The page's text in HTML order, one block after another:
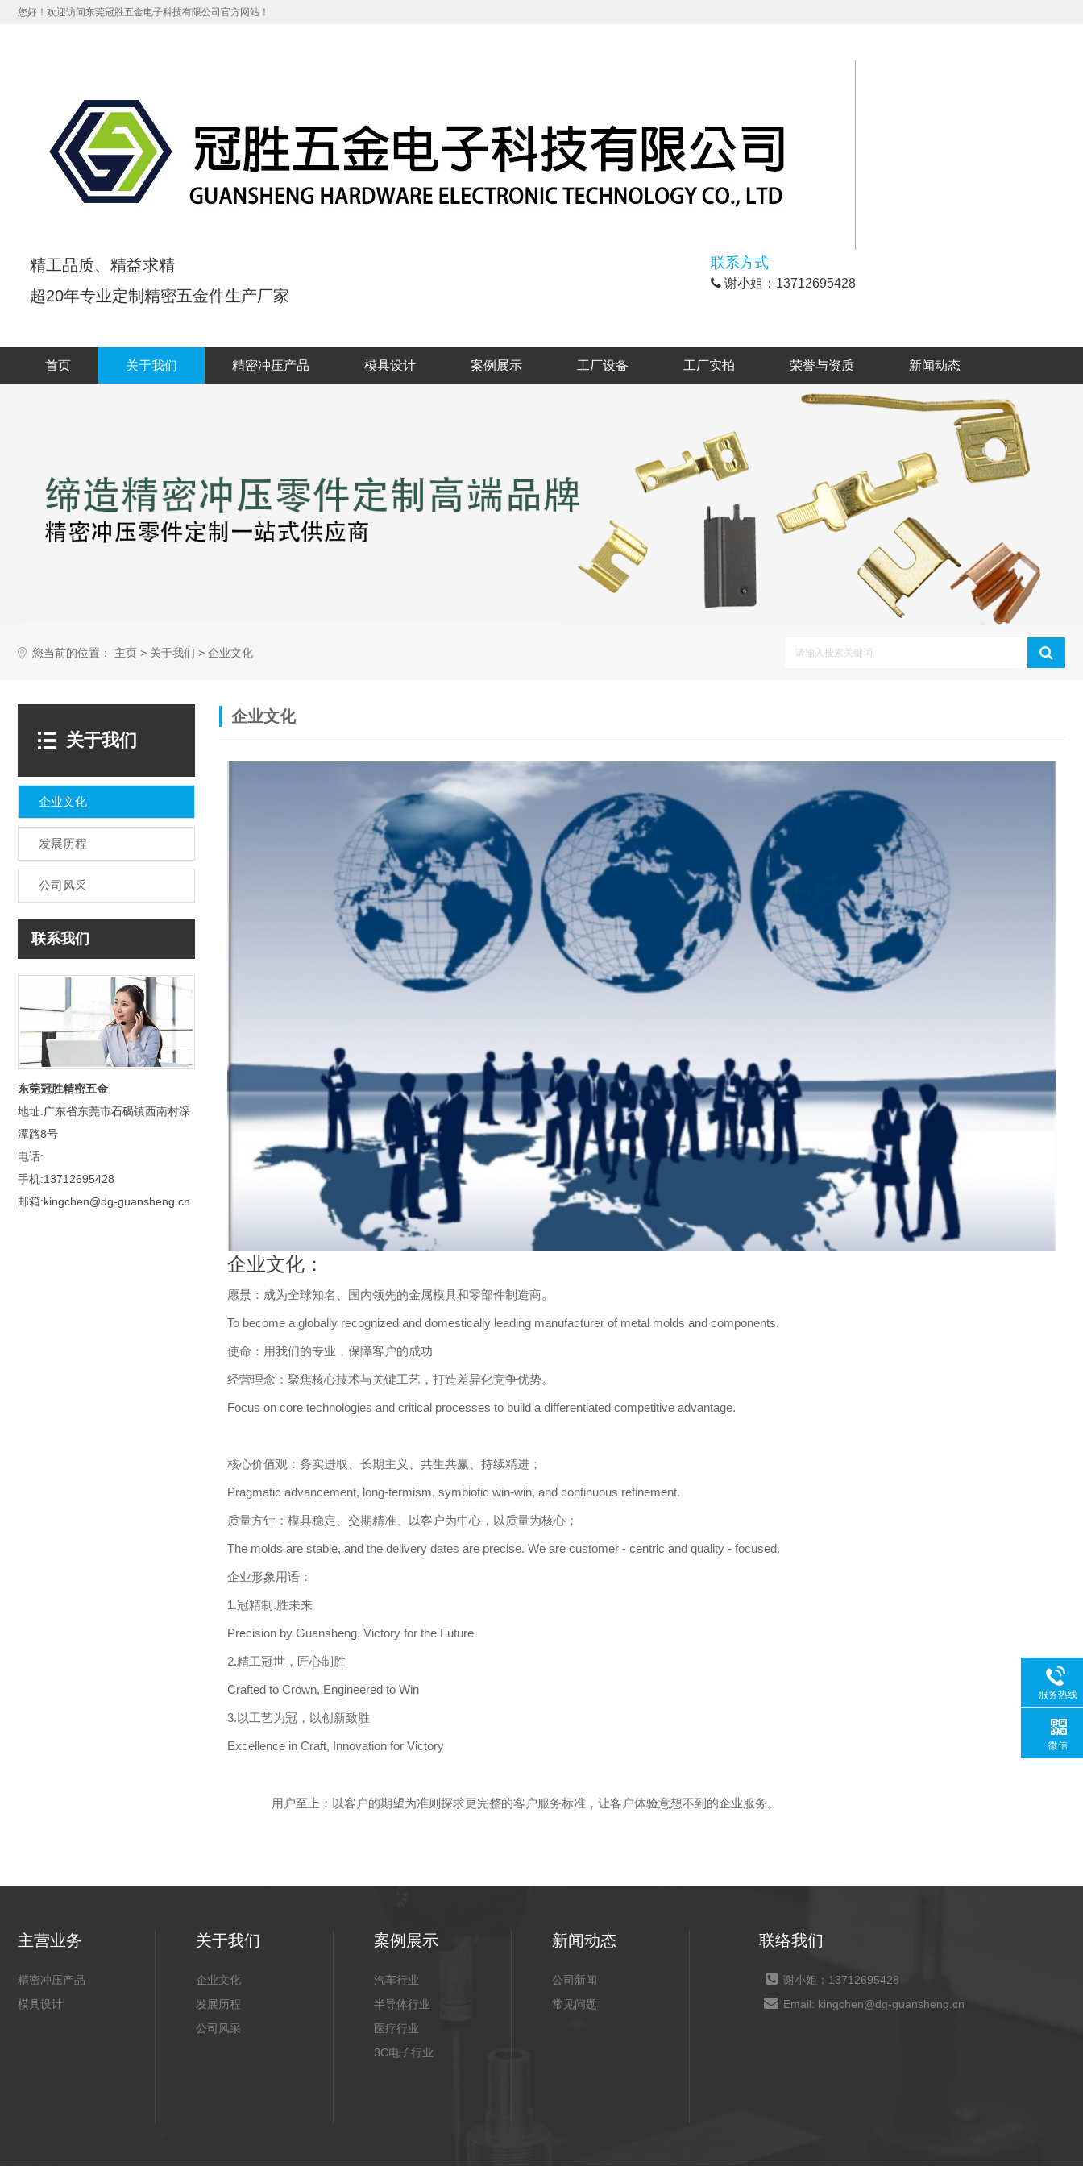
您好！欢迎访问东莞冠胜五金电子科技有限公司官方网站！
精工品质、 精益求精
超20年专业定制精密五金件生产厂家
联系方式
谢小姐：13712695428
首页 关于我们 精密冲压产品 模具设计 案例展示 工厂设备 工厂实拍 荣誉与资质 新闻动态
您当前的位置： 主页 > 关于我们 > 企业文化
关于我们
企业文化
发展历程
公司风采
联系我们
东莞冠胜精密五金
地址:广东省东莞市石碣镇西南村深
潭路8号
电话:
手机:13712695428
邮箱:kingchen@dg-guansheng.cn
企业文化
企业文化：
愿景：成为全球知名、国内领先的金属模具和零部件制造商。
To become a globally recognized and domestically leading manufacturer of metal molds and components.
使命：用我们的专业，保障客户的成功
经营理念：聚焦核心技术与关键工艺，打造差异化竞争优势。
Focus on core technologies and critical processes to build a differentiated competitive advantage.
核心价值观：务实进取、长期主义、共生共赢、持续精进；
Pragmatic advancement, long-termism, symbiotic win-win, and continuous refinement.
质量方针：模具稳定、交期精准、以客户为中心，以质量为核心；
The molds are stable, and the delivery dates are precise. We are customer - centric and quality - focused.
企业形象用语：
1.冠精制.胜未来
Precision by Guansheng, Victory for the Future
2.精工冠世，匠心制胜
Crafted to Crown, Engineered to Win
3.以工艺为冠，以创新致胜
Excellence in Craft, Innovation for Victory
用户至上：以客户的期望为准则探求更完整的客户服务标准，让客户体验意想不到的企业服务。
主营业务
精密冲压产品
模具设计
关于我们
企业文化
发展历程
公司风采
案例展示
汽车行业
半导体行业
医疗行业
3C电子行业
新闻动态
公司新闻
常见问题
联络我们
谢小姐：13712695428
Email: kingchen@dg-guansheng.cn
服务热线
微信